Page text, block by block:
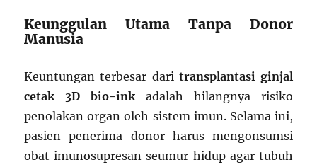
Keunggulan Utama Tanpa Donor
Manusia
Keuntungan terbesar dari transplantasi ginjal
cetak 3D bio-ink adalah hilangnya risiko
penolakan organ oleh sistem imun. Selama ini,
pasien penerima donor harus mengonsumsi
obat imunosupresan seumur hidup agar tubuh